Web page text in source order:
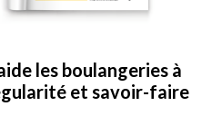
les boulangeries à
et savoir-faire